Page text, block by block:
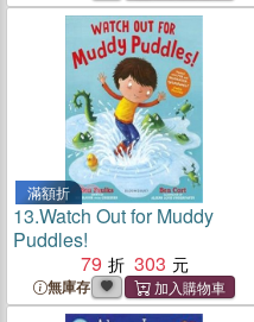
滿額折
13.Watch Out for Muddy
Puddles!
79
303
無庫存